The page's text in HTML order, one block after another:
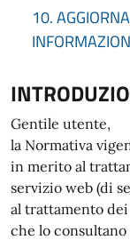
10.
Gentile utente,
la Normativa
in merito al
servizio web (di
al trattamento
che lo